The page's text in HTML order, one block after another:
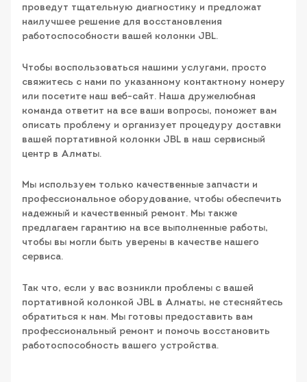
проведут тщательную диагностику и предложат
наилучшее решение для восстановления
работоспособности вашей колонки JBL.
Чтобы воспользоваться нашими услугами, просто
свяжитесь с нами по указанному контактному номеру
или посетите наш веб-сайт. Наша дружелюбная
команда ответит на все ваши вопросы, поможет вам
описать проблему и организует процедуру доставки
вашей портативной колонки JBL в наш сервисный
центр в Алматы.
Мы используем только качественные запчасти и
профессиональное оборудование, чтобы обеспечить
надежный и качественный ремонт. Мы также
предлагаем гарантию на все выполненные работы,
чтобы вы могли быть уверены в качестве нашего
сервиса.
Так что, если у вас возникли проблемы с вашей
портативной колонкой JBL в Алматы, не стесняйтесь
обратиться к нам. Мы готовы предоставить вам
профессиональный ремонт и помочь восстановить
работоспособность вашего устройства.